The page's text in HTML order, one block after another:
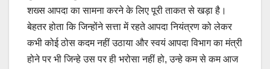
शख्स आपदा का सामना करने के लिए पूरी ताकत से खड़ा है।
बेहतर होता कि जिन्होंने सत्ता में रहते आपदा नियंत्रण को लेकर
कभी कोई ठोस कदम नहीं उठाया और स्वयं आपदा विभाग का मंत्री
होने पर भी जिन्हे उस पर ही भरोसा नहीं हो, उन्हे कम से कम आज